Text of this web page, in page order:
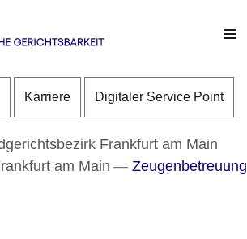
Kopf der Seite
Inhalt
Fuß der Seite
Karriere Digitaler Service Point
Frankfurt am Main
am Main
Zeugenbetreuung